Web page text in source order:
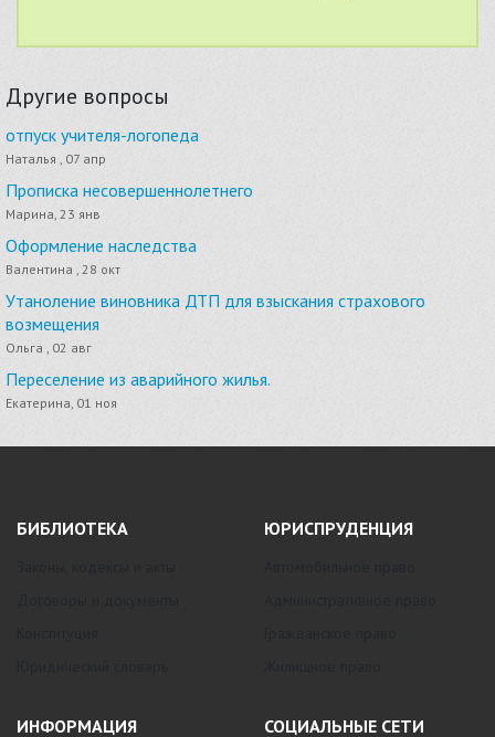
Другие вопросы
отпуск учителя-логопеда
Наталья , 07 апр
Прописка несовершеннолетнего
Марина, 23 янв
Оформление наследства
Валентина , 28 окт
Утаноление виновника ДТП для взыскания страхового
возмещения
Ольга , 02 авг
Переселение из аварийного жилья.
Екатерина, 01 ноя
БИБЛИОТЕКА ЮРИСПРУДЕНЦИЯ
ИНФОРМАЦИЯ СОЦИАЛЬНЫЕ СЕТИ